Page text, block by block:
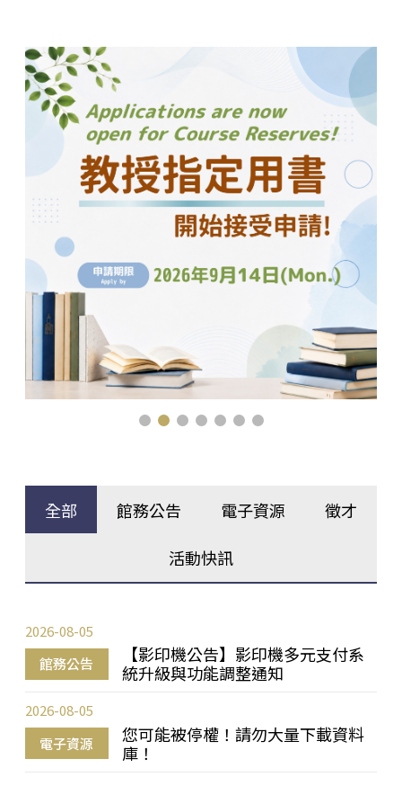
全部 館務公告 電子資源 徵才
活動快訊
館務公告
【影印機公告】影印機多元支付系
統升級與功能調整通知
2026-08-05
電子資源
您可能被停權！請勿大量下載資料
庫！
2026-08-05